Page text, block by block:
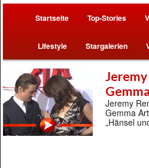
Startseite Top-Stories
Lifestyle Stargalerien
Jeremy
Gemma
„Hänsel